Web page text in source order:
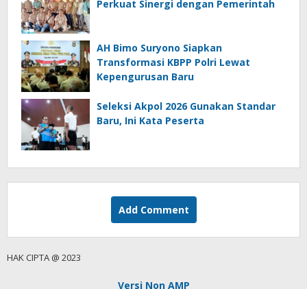
Perkuat Sinergi dengan Pemerintah
AH Bimo Suryono Siapkan
Transformasi KBPP Polri Lewat
Kepengurusan Baru
Seleksi Akpol 2026 Gunakan Standar
Baru, Ini Kata Peserta
Add Comment
HAK CIPTA @ 2023
Versi Non AMP